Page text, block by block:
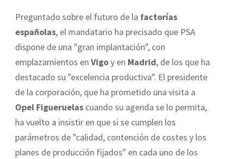
Preguntado sobre el futuro de la factorías
españolas, el mandatario ha precisado que PSA
dispone de una "gran implantación", con
emplazamientos en Vigoy en Madrid, de los que ha
destacado su "excelencia productiva". El presidente
de la corporación, que ha prometido una visita a
Opel Figueruelas cuando su agenda se lo permita,
ha vuelto a insistir en que si se cumplen los
parámetros de "calidad, contención de costes y los
planes de producción fijados" en cada uno de los